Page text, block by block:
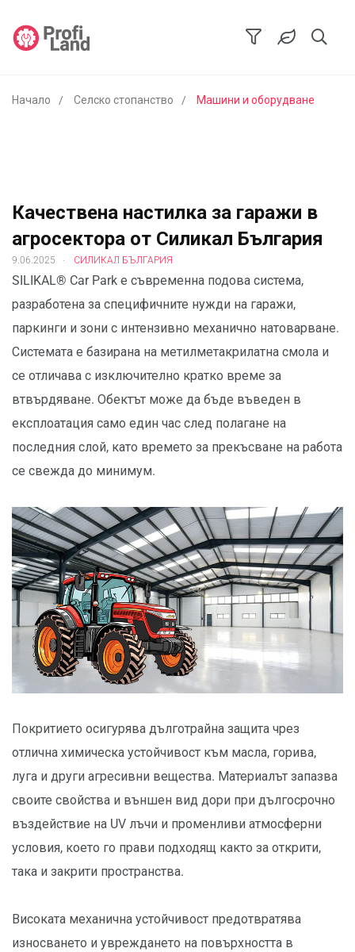
Начало Селско стопанство Машини и оборудване
Качествена настилка за гаражи в
агросектора от Силикал България
9.06.2025 . СИЛИКАЛ БЪЛГАРИЯ
SILIKAL® Car Park е съвременна подова система,
разработена за специфичните нужди на гаражи,
паркинги и зони с интензивно механично натоварване.
Системата е базирана на метилметакрилатна смола и
се отличава с изключително кратко време за
втвърдяване. Обектът може да бъде въведен в
експлоатация само един час след полагане на
последния слой, като времето за прекъсване на работа
се свежда до минимум.
Покритието осигурява дълготрайна защита чрез
отлична химическа устойчивост към масла, горива,
луга и други агресивни вещества. Материалът запазва
своите свойства и външен вид дори при дългосрочно
въздействие на UV лъчи и променливи атмосферни
условия, което го прави подходящ както за открити,
така и закрити пространства.
Високата механична устойчивост предотвратява
износването и увреждането на повърхността в